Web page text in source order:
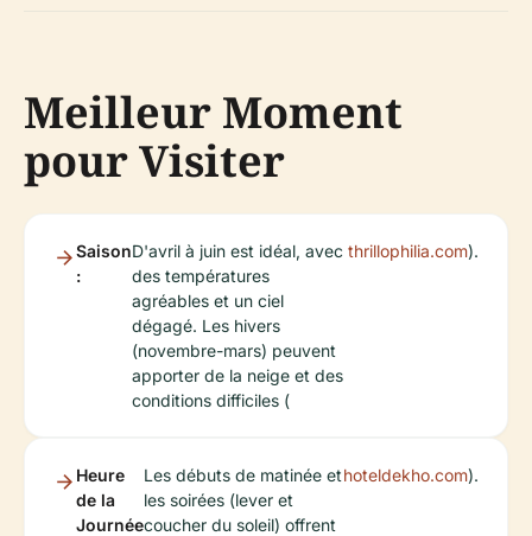
Meilleur Moment
pour Visiter
Saison
:
D'avril à juin est idéal, avec
des températures
agréables et un ciel
dégagé. Les hivers
(novembre-mars) peuvent
apporter de la neige et des
conditions difficiles (
thrillophilia.com).
Heure
de la
Journée
Les débuts de matinée et
les soirées (lever et
coucher du soleil) offrent
hoteldekho.com).